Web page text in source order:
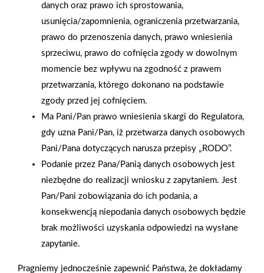
2022-09-21
Warsztaty z wielkiego
formatu w ramach
projektu Tytani Ceramiki
w Mrówce
Starachowice
2022-09-14
Otwarcie Mrówki w
Jarocinie
danych oraz prawo ich sprostowania,
usunięcia/zapomnienia, ograniczenia przetwarzania,
prawo do przenoszenia danych, prawo wniesienia
sprzeciwu, prawo do cofnięcia zgody w dowolnym
momencie bez wpływu na zgodność z prawem
przetwarzania, którego dokonano na podstawie
zgody przed jej cofnięciem.
Ma Pani/Pan prawo wniesienia skargi do Regulatora,
gdy uzna Pani/Pan, iż przetwarza danych osobowych
Pani/Pana dotyczących narusza przepisy „RODO”.
Podanie przez Pana/Panią danych osobowych jest
niezbędne do realizacji wniosku z zapytaniem. Jest
Pan/Pani zobowiązania do ich podania, a
konsekwencją niepodania danych osobowych będzie
brak możliwości uzyskania odpowiedzi na wysłane
zapytanie.
Pragniemy jednocześnie zapewnić Państwa, że dokładamy